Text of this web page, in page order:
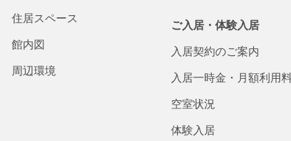
住居スペース
館内図
周辺環境
ご入居・体験入居
入居契約のご案内
入居一時金・ 月額利用
空室状況
体験入居